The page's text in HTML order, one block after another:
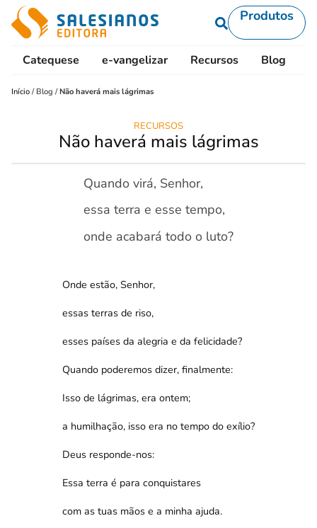
Produtos
Catequese e-vangelizar Recursos Blog
Início / Blog /Não haverá mais lágrimas
RECURSOS
Não haverá mais lágrimas
Quando virá, Senhor,
essa terra e esse tempo,
onde acabará todo o luto?
Onde estão, Senhor,
essas terras de riso,
esses países da alegria e da felicidade?
Quando poderemos dizer, finalmente:
Isso de lágrimas, era ontem;
a humilhação, isso era no tempo do exílio?
Deus responde-nos:
Essa terra é para conquistares
com as tuas mãos e a minha ajuda.